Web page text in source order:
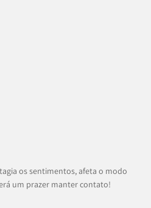
os sentimentos, afeta o modo
um prazer manter contato!